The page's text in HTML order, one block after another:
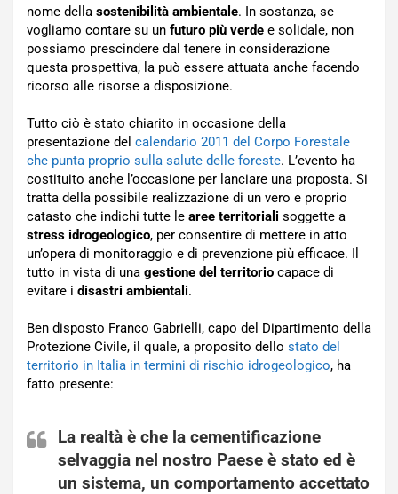
nome della sostenibilità ambientale. In sostanza, se
vogliamo contare su un futuro più verde e solidale, non
possiamo prescindere dal tenere in considerazione
questa prospettiva, la può essere attuata anche facendo
ricorso alle risorse a disposizione.
Tutto ciò è stato chiarito in occasione della
presentazione del calendario 2011 del Corpo Forestale
che punta proprio sulla salute delle foreste. L’evento ha
costituito anche l’occasione per lanciare una proposta. Si
tratta della possibile realizzazione di un vero e proprio
catasto che indichi tutte le aree territoriali soggette a
stress idrogeologico, per consentire di mettere in atto
un’opera di monitoraggio e di prevenzione più efficace. Il
tutto in vista di una gestione del territorio capace di
evitare i disastri ambientali.
Ben disposto Franco Gabrielli, capo del Dipartimento della
Protezione Civile, il quale, a proposito dello stato del
territorio in Italia in termini di rischio idrogeologico, ha
fatto presente:
La realtà è che la cementificazione
selvaggia nel nostro Paese è stato ed è
un sistema, un comportamento accettato